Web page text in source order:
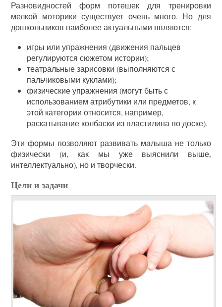
Разновидностей форм потешек для тренировки
мелкой моторики существует очень много. Но для
дошкольников наиболее актуальными являются:
игры или упражнения (движения пальцев
регулируются сюжетом истории);
театральные зарисовки (выполняются с
пальчиковыми куклами);
физические упражнения (могут быть с
использованием атрибутики или предметов, к
этой категории относится, например,
раскатывание колбаски из пластилина по доске).
Эти формы позволяют развивать малыша не только
физически (и, как мы уже выяснили выше,
интеллектуально), но и творчески.
Цели и задачи